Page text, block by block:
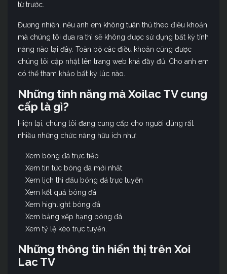
từ trước.
Đương nhiên, nếu anh em không tuân thủ theo điều khoản
mà chúng tôi đưa ra thì sẽ không được sử dụng bất kỳ tính
năng nào tại đây. Toàn bộ các điều khoản cũng được
chúng tôi cập nhật lên trang web khá đầy đủ. Cho anh em
có thể tham khảo bất kỳ lúc nào.
Những tính năng mà Xoilac TV cung
cấp là gì?
Hiện tại, chúng tôi đang cung cấp cho người dùng rất
nhiều những chức năng hữu ích như:
Xem bóng đá trực tiếp
Xem tin tức bóng đá mới nhất
Xem lịch thi đấu bóng đá trực tuyến
Xem kết quả bóng đá
Xem highlight bóng đá
Xem bảng xếp hạng bóng đá
Xem tỷ lệ kèo trực tuyến.
Những thông tin hiển thị trên Xoi
Lac TV